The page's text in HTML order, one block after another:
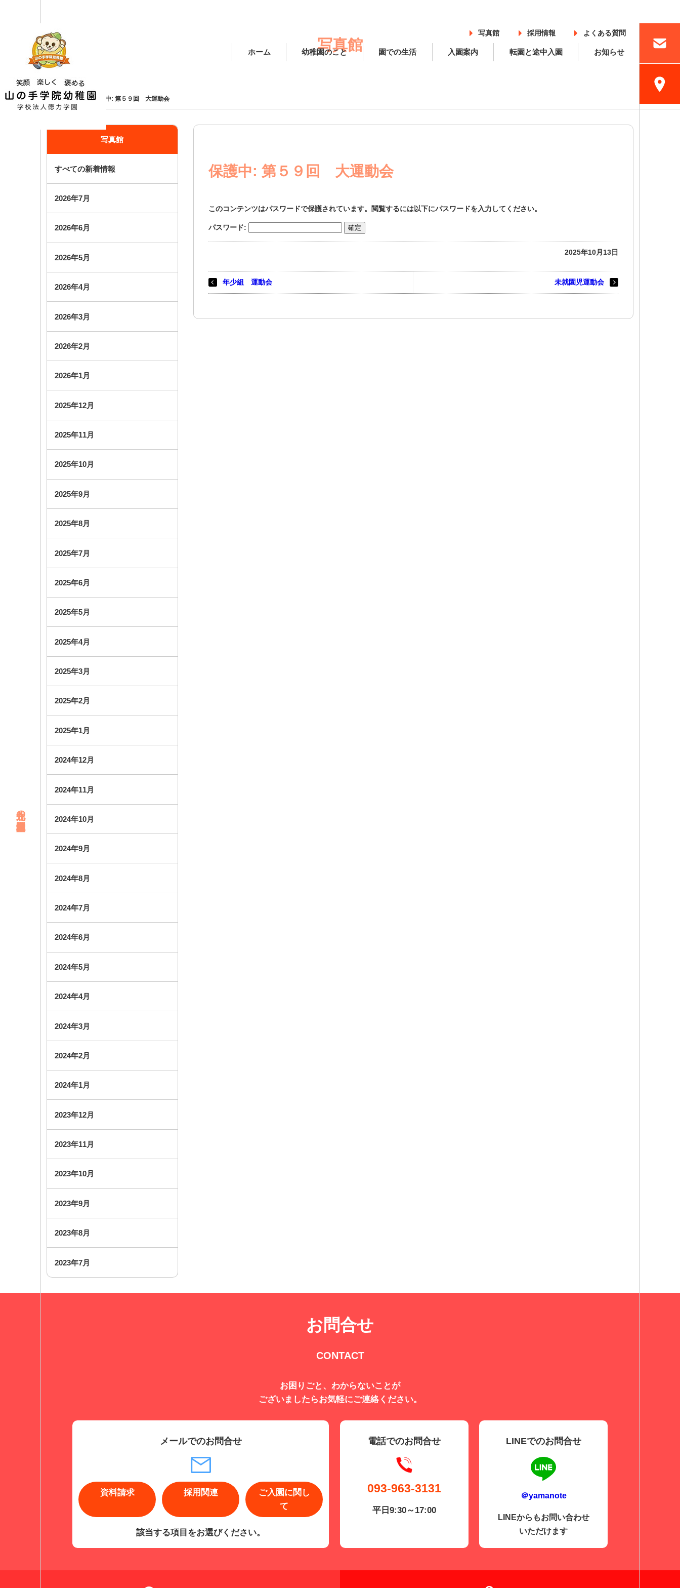
写真館 採用情報 よくある質問
ホーム 幼稚園のこと 園での生活 入園案内 転園と途中入園 お知らせ
北九州の幼稚園・未就園児教室
写真館
ホーム 写真館 保護中: 第５９回 大運動会
写真館
すべての新着情報
2026年7月
2026年6月
2026年5月
2026年4月
2026年3月
2026年2月
2026年1月
2025年12月
2025年11月
2025年10月
2025年9月
2025年8月
2025年7月
2025年6月
2025年5月
2025年4月
2025年3月
2025年2月
2025年1月
2024年12月
2024年11月
2024年10月
2024年9月
2024年8月
2024年7月
2024年6月
2024年5月
2024年4月
2024年3月
2024年2月
2024年1月
2023年12月
2023年11月
2023年10月
2023年9月
2023年8月
2023年7月
保護中: 第５９回 大運動会
このコンテンツはパスワードで保護されています。閲覧するには以下にパスワードを入力してください。
パスワード:
2025年10月13日
年少組 運動会 未就園児運動会
お問合せ
CONTACT
お困りごと、わからないことが
ございましたらお気軽にご連絡ください。
メールでのお問合せ
資料請求 採用関連
ご入園に関し
て
該当する項目をお選びください。
電話でのお問合せ
093-963-3131
平日9:30～17:00
LINEでのお問合せ
＠yamanote
LINEからもお問い合わせ
いただけます